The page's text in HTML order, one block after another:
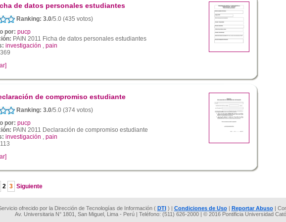
de datos personales estudiantes
Ranking: 3.0/5.0 (435 votos)
por: pucp
PAIN 2011 Ficha de datos personales estudiantes
investigación , pain
de compromiso estudiante
Ranking: 3.0/5.0 (374 votos)
por: pucp
PAIN 2011 Declaración de compromiso estudiante
investigación , pain
2 3 Siguiente
ofrecido por la Dirección de Tecnologías de Información ( DTI) | Condiciones de Uso| Reportar Abuso|
Av. Universitaria N° 1801, San Miguel, Lima - Perú | Teléfono: (511) 626-2000 | © 2016 Pontificia Universidad